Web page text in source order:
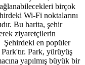
birçok
Wi-Fi noktalarını
Bu harita, şehir
ziyaretçilerin
Şehirdeki en popüler
Park, yürüyüş
yapılmış büyük bir